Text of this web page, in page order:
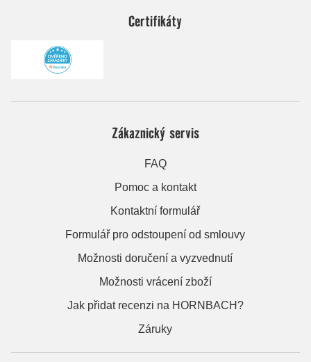
Certifikáty
Zákaznický servis
FAQ
Pomoc a kontakt
Kontaktní formulář
Formulář pro odstoupení od smlouvy
Možnosti doručení a vyzvednutí
Možnosti vrácení zboží
Jak přidat recenzi na HORNBACH?
Záruky